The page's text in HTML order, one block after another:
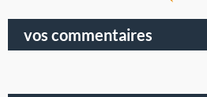
vos commentaires